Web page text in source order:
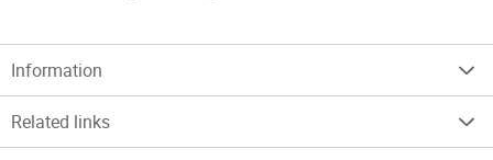
Information
Related links